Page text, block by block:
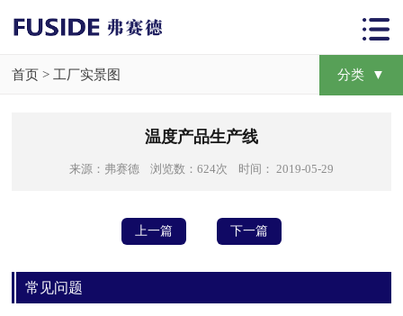
首页 > 工厂实景图 分类 ▼
温度产品生产线
来源：弗赛德 浏览数：624次 时间： 2019-05-29
上一篇 下一篇
常见问题